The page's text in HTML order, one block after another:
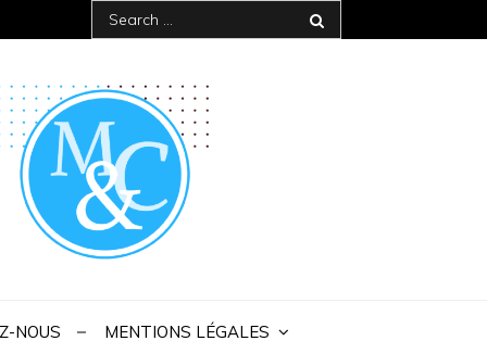
Search
for:
Bordeaux
NOUS MENTIONS LÉGALES